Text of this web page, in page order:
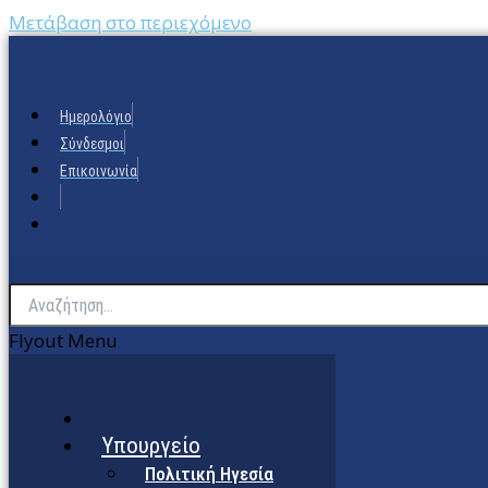
Μετάβαση στο περιεχόμενο
Ημερολόγιο
Σύνδεσμοι
Επικοινωνία
Flyout Menu
Υπουργείο
Πολιτική Ηγεσία